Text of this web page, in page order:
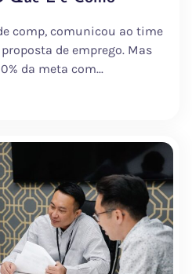
comp, comunicou ao time
de emprego. Mas
da meta com...